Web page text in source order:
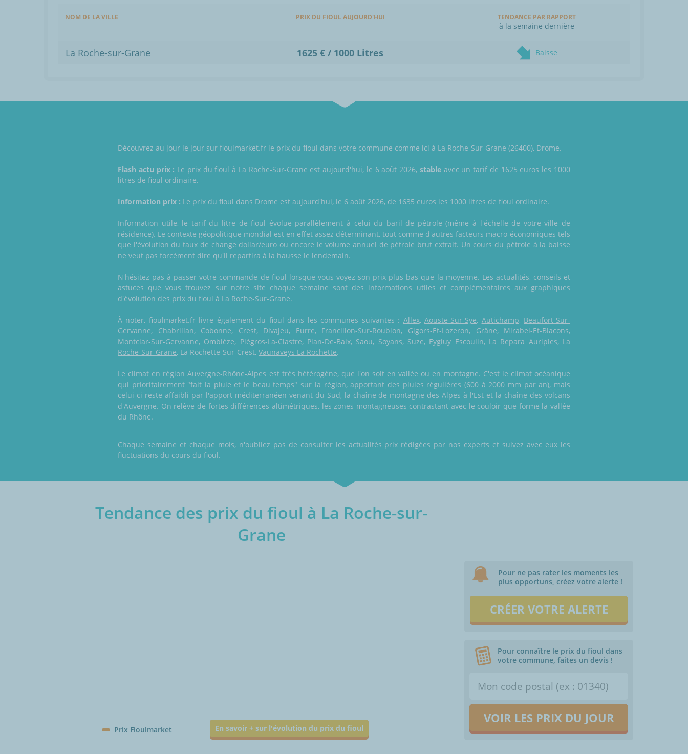
NOM DE LA VILLE PRIX DU FIOUL AUJOURD'HUI TENDANCE PAR RAPPORT
à la semaine dernière
La Roche-sur-Grane 1625 € / 1000 Litres Baisse
Découvrez au jour le jour sur fioulmarket.fr le prix du fioul dans votre commune comme ici à La Roche-Sur-Grane (26400), Drome.
Flash actu prix : Le prix du fioul à La Roche-Sur-Grane est aujourd'hui, le 6 août 2026, stableavec un tarif de 1625 euros les 1000
litres de fioul ordinaire.
Information prix : Le prix du fioul dans Drome est aujourd'hui, le 6 août 2026, de 1635 euros les 1000 litres de fioul ordinaire.
Information utile, le tarif du litre de fioul évolue parallèlement à celui du baril de pétrole (même à l'échelle de votre ville de
résidence). Le contexte géopolitique mondial est en effet assez déterminant, tout comme d'autres facteurs macro-économiques tels
que l'évolution du taux de change dollar/euro ou encore le volume annuel de pétrole brut extrait. Un cours du pétrole à la baisse
ne veut pas forcément dire qu'il repartira à la hausse le lendemain.
N'hésitez pas à passer votre commande de fioul lorsque vous voyez son prix plus bas que la moyenne. Les actualités, conseils et
astuces que vous trouvez sur notre site chaque semaine sont des informations utiles et complémentaires aux graphiques
d'évolution des prix du fioul à La Roche-Sur-Grane.
À noter, fioulmarket.fr livre également du fioul dans les communes suivantes : Allex,Aouste-Sur-Sye, Autichamp, Beaufort-Sur-
Gervanne, Chabrillan, Cobonne, Crest, Divajeu, Eurre, Francillon-Sur-Roubion, Gigors-Et-Lozeron, Grâne, Mirabel-Et-Blacons,
Montclar-Sur-Gervanne, Omblèze, Piégros-La-Clastre, Plan-De-Baix, Saou, Soyans, Suze, Eygluy Escoulin, La Repara Auriples, La
Roche-Sur-Grane, La Rochette-Sur-Crest, Vaunaveys La Rochette.
Le climat en région Auvergne-Rhône-Alpes est très hétérogène, que l'on soit en vallée ou en montagne. C'est le climat océanique
qui prioritairement "fait la pluie et le beau temps" sur la région, apportant des pluies régulières (600 à 2000 mm par an), mais
celui-ci reste affaibli par l'apport méditerranéen venant du Sud, la chaîne de montagne des Alpes à l'Est et la chaîne des volcans
d'Auvergne. On relève de fortes différences altimétriques, les zones montagneuses contrastant avec le couloir que forme la vallée
du Rhône.
Chaque semaine et chaque mois, n'oubliez pas de consulter les actualités prix rédigées par nos experts et suivez avec eux les
fluctuations du cours du fioul.
Tendance des prix du fioul à La Roche-sur-
Grane
Prix Fioulmarket En savoir + sur l'évolution du prix du fioul
Pour ne pas rater les moments les
plus opportuns, créez votre alerte !
CRÉER VOTRE ALERTE
Pour connaître le prix du fioul dans
votre commune, faites un devis !
VOIR LES PRIX DU JOUR